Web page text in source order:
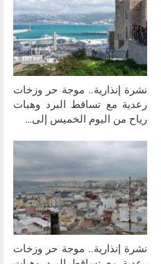
نشرة إنذارية.. موجة حر وزخات
رعدية مع تساقط البرد وهبات
رياح من اليوم الخميس إلى…
نشرة إنذارية.. موجة حر وزخات